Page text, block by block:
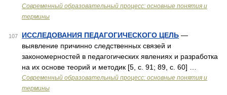
Современный образовательный процесс: основные понятия и
термины
107 ИССЛЕДОВАНИЯ ПЕДАГОГИЧЕСКОГО ЦЕЛЬ —
выявление причинно следственных связей и
закономерностей в педагогических явлениях и разработка
на их основе теорий и методик [5, c. 91; 89, c. 60] …
Современный образовательный процесс: основные понятия и
термины